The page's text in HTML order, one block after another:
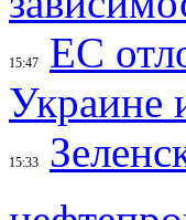
15:47
ЕС
Украине
15:33